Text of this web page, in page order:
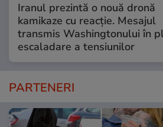
Iranul prezintă o nouă dronă
kamikaze cu reacție. Mesajul
transmis Washingtonului în
escaladare a tensiunilor
PARTENERI